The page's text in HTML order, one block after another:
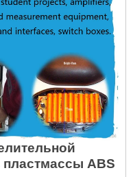
пластмассы ABS